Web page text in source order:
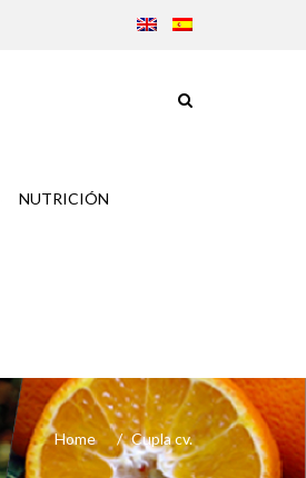
NUTRICIÓN
Home Cupla cv.